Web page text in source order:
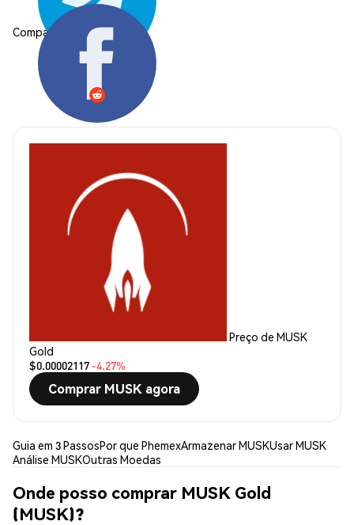
Compartilhar:
Preço de MUSK
Gold
$0.00002117 -4.27%
Comprar MUSK agora
Guia em 3 PassosPor que PhemexArmazenar MUSKUsar MUSK
Análise MUSKOutras Moedas
Onde posso comprar MUSK Gold
(MUSK)?